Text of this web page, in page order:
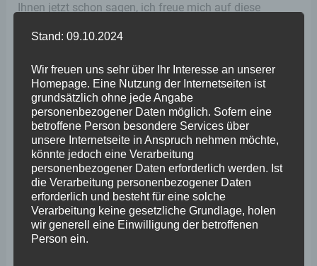
Ihnen jetzt schon sagen, ich freue mich auf diese
Debatte. Was allerdings nicht geht, ist zu versuchen die
Feiertagen auszuhebeln durch rechtswidrige
Rechtsverordnungen. Dies dürfte nach dem BGH-Urteil
klar sein.
Man darf gespannt sein, ob das OLG sich nunmehr der
Bedeutung dieser landesverfassungsrechtlichen
Bestimmungen bewusst ist. Ich werde das weitere
Verfahren mit Argusaugen beobachten. Aber eins ist
klar: Dieser rechtswidrige Zustand darf nicht
Stand: 09.10.2024
Wir freuen uns sehr über Ihr Interesse an unserer
Homepage. Eine Nutzung der Internetseiten ist
grundsätzlich ohne jede Angabe
personenbezogener Daten möglich. Sofern eine
betroffene Person besondere Services über
unsere Internetseite in Anspruch nehmen möchte,
könnte jedoch eine Verarbeitung
personenbezogener Daten erforderlich werden. Ist
die Verarbeitung personenbezogener Daten
erforderlich und besteht für eine solche
Verarbeitung keine gesetzliche Grundlage, holen
wir generell eine Einwilligung der betroffenen
Person ein.